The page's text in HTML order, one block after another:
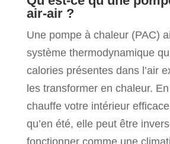
air-air ?
Une pompe à chaleur (PAC)
système thermodynamique
calories présentes dans l’air
les transformer en chaleur.
chauffe votre intérieur
qu’en été, elle peut être